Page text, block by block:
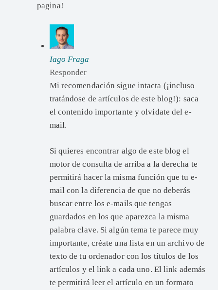
pagina!
Iago Fraga
Responder
Mi recomendación sigue intacta (¡incluso
tratándose de artículos de este blog!): saca
el contenido importante y olvídate del e-
mail.
Si quieres encontrar algo de este blog el
motor de consulta de arriba a la derecha te
permitirá hacer la misma función que tu e-
mail con la diferencia de que no deberás
buscar entre los e-mails que tengas
guardados en los que aparezca la misma
palabra clave. Si algún tema te parece muy
importante, créate una lista en un archivo de
texto de tu ordenador con los títulos de los
artículos y el link a cada uno. El link además
te permitirá leer el artículo en un formato